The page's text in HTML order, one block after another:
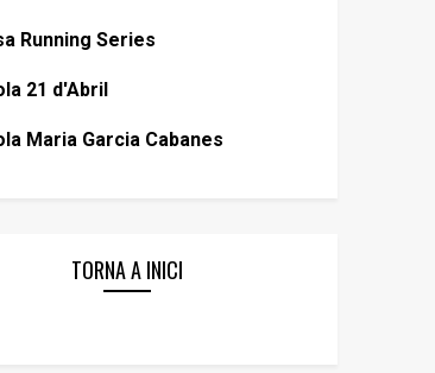
Running Series
21 d'Abril
Maria Garcia Cabanes
TORNA A INICI